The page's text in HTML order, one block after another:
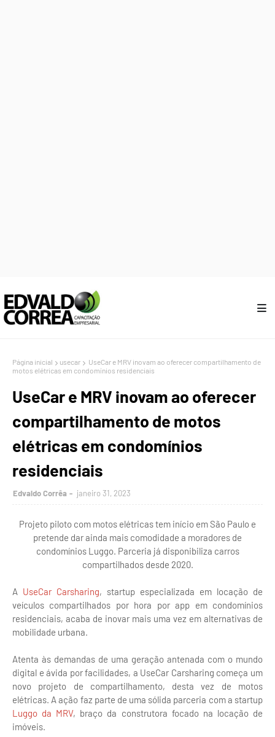
Página inicial usecar
UseCar e MRV inovam ao oferecer compartilhamento de
motos elétricas em condomínios residenciais
UseCar e MRV inovam ao oferecer
compartilhamento de motos
elétricas em condomínios
residenciais
Edvaldo Corrêa janeiro 31, 2023
Projeto piloto com motos elétricas tem início em São Paulo e
pretende dar ainda mais comodidade a moradores de
condomínios Luggo. Parceria já disponibiliza carros
compartilhados desde 2020.
A UseCar Carsharing, startup especializada em locação de
veículos compartilhados por hora por app em condomínios
residenciais, acaba de inovar mais uma vez em alternativas de
mobilidade urbana.
Atenta às demandas de uma geração antenada com o mundo
digital e ávida por facilidades, a UseCar Carsharing começa um
novo projeto de compartilhamento, desta vez de motos
elétricas. A ação faz parte de uma sólida parceria com a startup
Luggo da MRV, braço da construtora focado na locação de
imóveis.